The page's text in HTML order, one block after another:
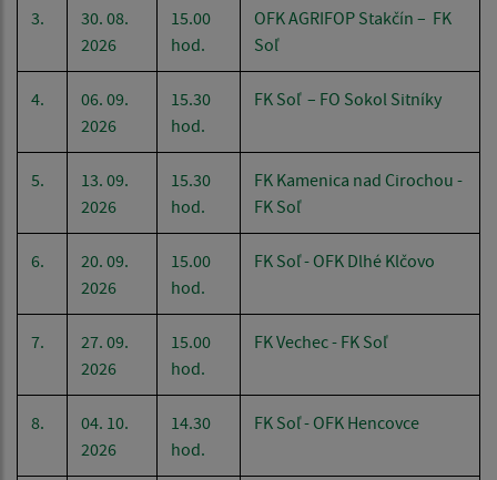
3.
30. 08.
2026
15.00
hod.
OFK AGRIFOP Stakčín – FK
Soľ
4.
06. 09.
2026
15.30
hod.
FK Soľ – FO Sokol Sitníky
5.
13. 09.
2026
15.30
hod.
FK Kamenica nad Cirochou -
FK Soľ
6.
20. 09.
2026
15.00
hod.
FK Soľ - OFK Dlhé Klčovo
7.
27. 09.
2026
15.00
hod.
FK Vechec - FK Soľ
8.
04. 10.
2026
14.30
hod.
FK Soľ - OFK Hencovce